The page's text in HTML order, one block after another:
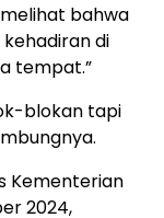
bahwa
di
tempat.”
blokan tapi
Kementerian
2024,